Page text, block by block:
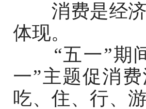
消费是经济
体现。
“五一”期间
一”主题促消
吃、住、行、